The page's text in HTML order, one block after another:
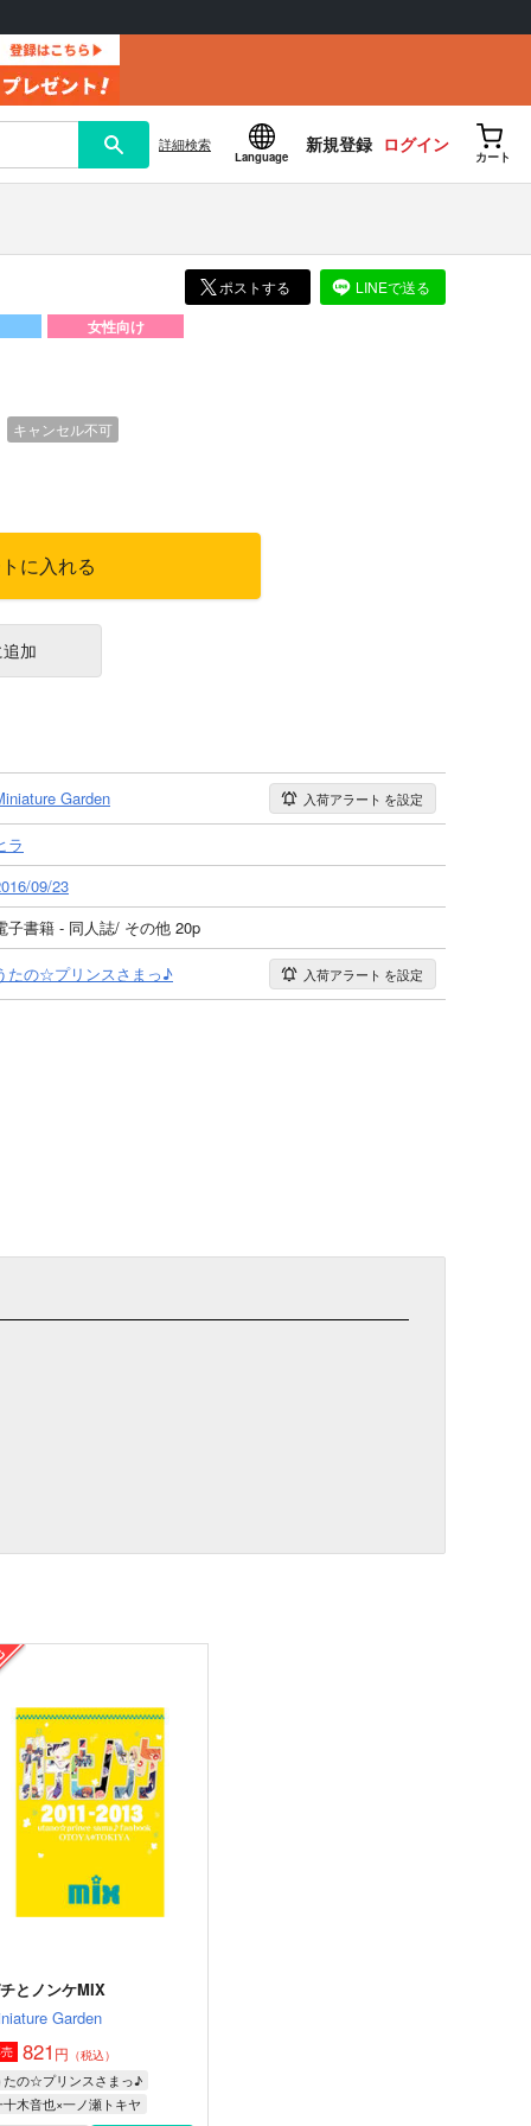
詳細検索
Language
新規登録 ログイン
カート
ポストする LINEで送る
女性向け
キャンセル不可
に入れる
加
Garden 入荷アラート を設定
ラ
09/23
子書籍 - 同人誌/ その他 20p
たの☆プリンスさまっ♪ 入荷アラート を設定
とノンケMIX
Garden
821 円 （税込）
たの☆プリンスさまっ♪
十木音也×一ノ瀬トキヤ